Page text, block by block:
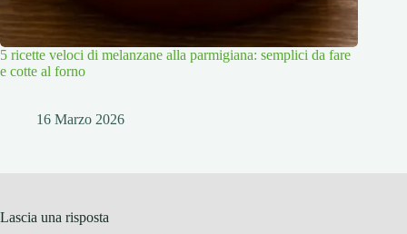
5 ricette veloci di melanzane alla parmigiana: semplici da fare
e cotte al forno
16 Marzo 2026
Lascia una risposta